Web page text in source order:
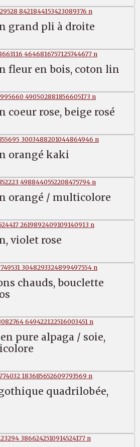
grand pli à droite
fleur en bois, coton lin
coeur rose, beige rosé
orangé kaki
orangé / multicolore
violet rose
chauds, bouclette
pure alpaga / soie,
quadrilobée,